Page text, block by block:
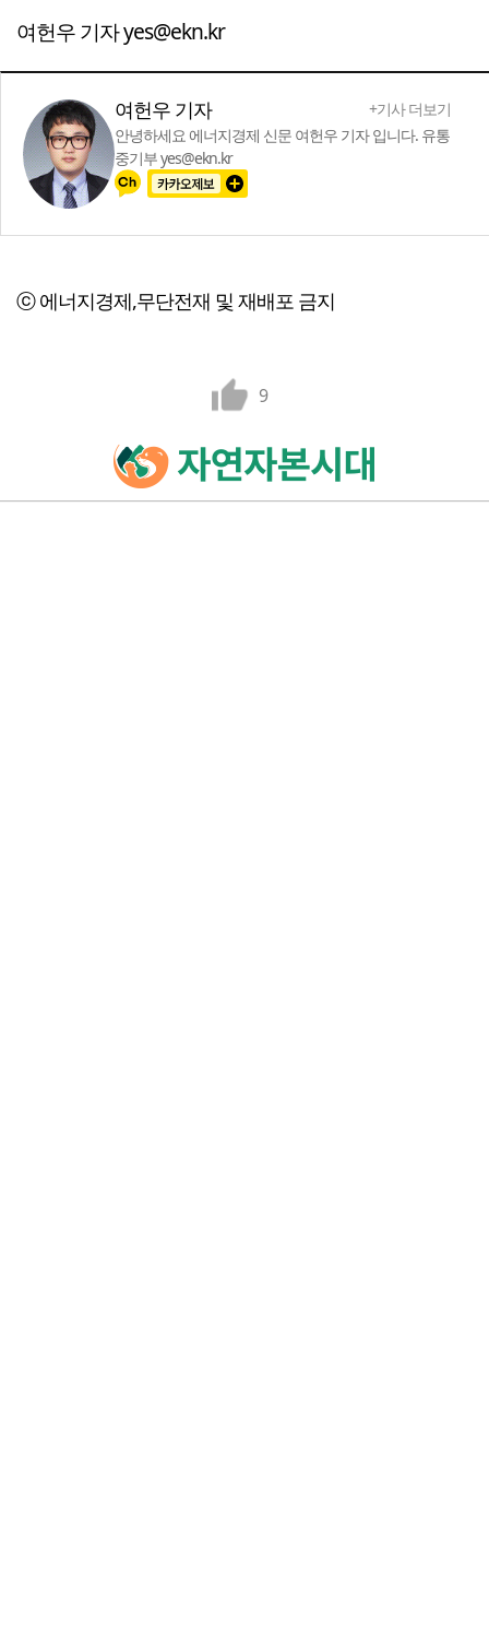
여헌우 기자 yes@ekn.kr
여헌우 기자
+기사 더보기
안녕하세요 에너지경제 신문 여헌우 기자 입니다. 유통
중기부 yes@ekn.kr
ⓒ 에너지경제,무단전재 및 재배포 금지
9